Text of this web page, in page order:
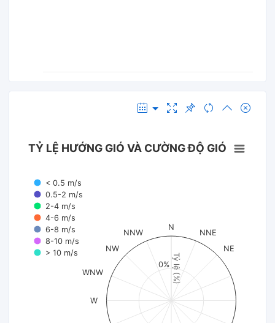
Tỷ lệ (%)
TỶ LỆ HƯỚNG GIÓ VÀ CƯỜNG ĐỘ GIÓ
< 0.5 m/s
0.5-2 m/s
2-4 m/s
4-6 m/s
6-8 m/s
8-10 m/s
> 10 m/s
N
NNE
NE
W
WNW
NW
NNW
0%